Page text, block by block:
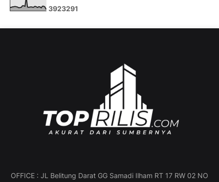
3923291
OFFICE : JL Belitung Darat GG Samadi Ilham RT 17 RW 02 NO